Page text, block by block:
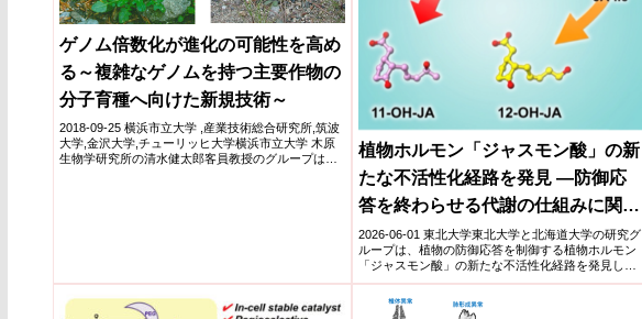
ゲノム倍数化が進化の可能性を高め
る～複雑なゲノムを持つ主要作物の
分子育種へ向けた新規技術～
2018-09-25 横浜市立大学 ,産業技術総合研究所,筑波
大学,金沢大学,チューリッヒ大学横浜市立大学 木原
生物学研究所の清水健太郎客員教授のグループは、
植物ホルモン「ジャスモン酸」の新
たな不活性化経路を発見 ―防御応
答を終わらせる代謝の仕組みに関す
る長年の定説を更新―
2026-06-01 東北大学東北大学と北海道大学の研究グ
ループは、植物の防御応答を制御する植物ホルモン
「ジャスモン酸」の新たな不活性化経路を発見し
た。植物は傷...